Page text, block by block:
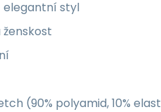
elegantní styl
(90% polyamid, 10%